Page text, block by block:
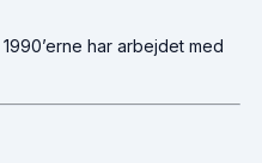
1990’erne har arbejdet med